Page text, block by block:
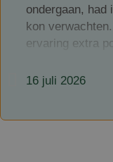
ondergaan, had
kon
ervaring extra
professionele
betrokken hij is.
16 juli 2026